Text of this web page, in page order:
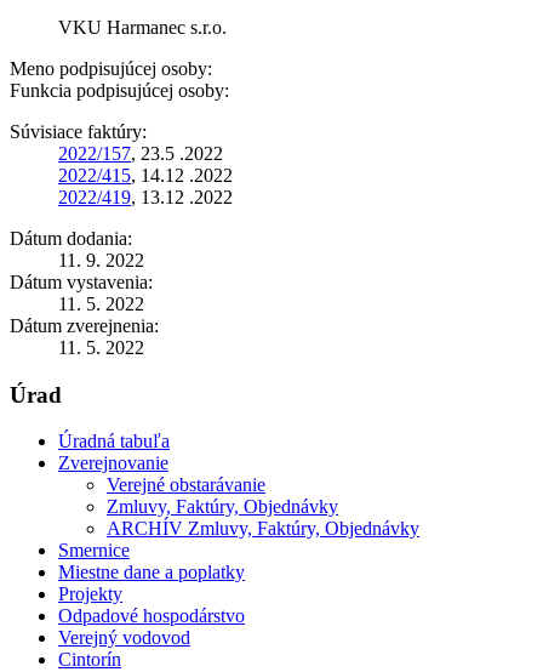
VKU Harmanec s.r.o.
Meno podpisujúcej osoby:
Funkcia podpisujúcej osoby:
Súvisiace faktúry:
2022/157, 23.5 .2022
2022/415, 14.12 .2022
2022/419, 13.12 .2022
Dátum dodania:
11. 9. 2022
Dátum vystavenia:
11. 5. 2022
Dátum zverejnenia:
11. 5. 2022
Úrad
Úradná tabuľa
Zverejnovanie
Verejné obstarávanie
Zmluvy, Faktúry, Objednávky
ARCHÍV Zmluvy, Faktúry, Objednávky
Smernice
Miestne dane a poplatky
Projekty
Odpadové hospodárstvo
Verejný vodovod
Cintorín